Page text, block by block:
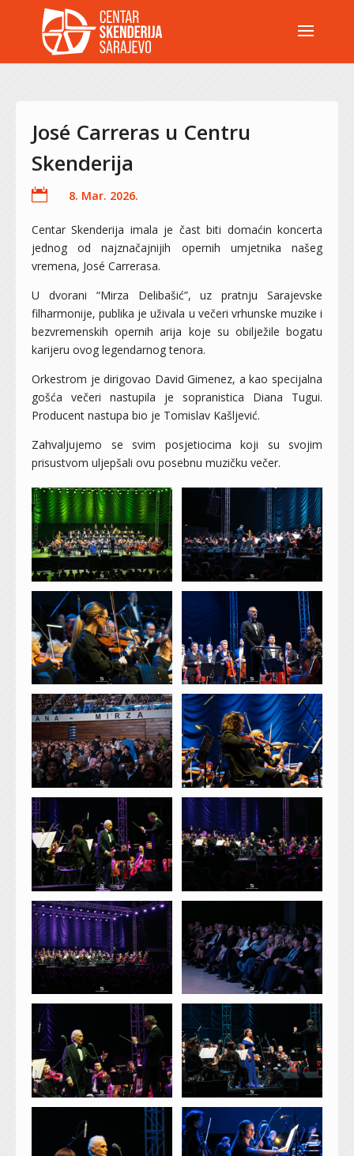
José Carreras u Centru
Skenderija
 8. Mar. 2026.
Centar Skenderija imala je čast biti domaćin koncerta
jednog od najznačajnijih opernih umjetnika našeg
vremena, José Carrerasa.
U dvorani “Mirza Delibašić”, uz pratnju Sarajevske
filharmonije, publika je uživala u večeri vrhunske muzike i
bezvremenskih opernih arija koje su obilježile bogatu
karijeru ovog legendarnog tenora.
Orkestrom je dirigovao David Gimenez, a kao specijalna
gošća večeri nastupila je sopranistica Diana Tugui.
Producent nastupa bio je Tomislav Kašljević.
Zahvaljujemo se svim posjetiocima koji su svojim
prisustvom uljepšali ovu posebnu muzičku večer.